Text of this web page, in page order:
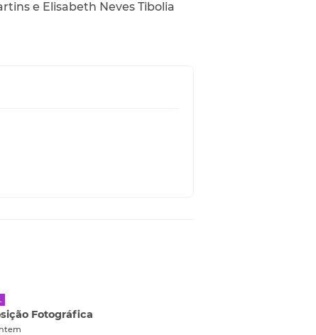
e Elisabeth Neves Tibolia
Fotográfica